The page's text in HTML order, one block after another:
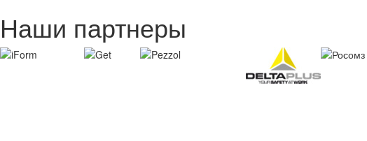
Наши партнеры